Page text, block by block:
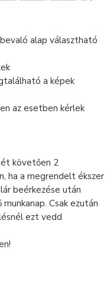
alap választható
a képek
az esetben kérlek
követően 2
ha a megrendelt ékszer
beérkezése után
Csak ezután
ezt vedd